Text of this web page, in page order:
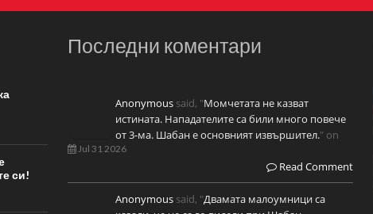
си!
Последни коментари
Anonymous said, "Момчетата не казват
истината. Нападателите са били много повече
от 3-ма. Шабан е основният извършител." on
Jul 31 2026
Read Comment
Anonymous said, "Двамата малоумници са